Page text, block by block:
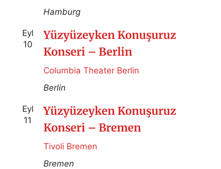
Hamburg
Eyl
10
Yüzyüzeyken Konuşuruz
Konseri – Berlin
Columbia Theater Berlin
Berlin
Eyl
11
Yüzyüzeyken Konuşuruz
Konseri – Bremen
Tivoli Bremen
Bremen